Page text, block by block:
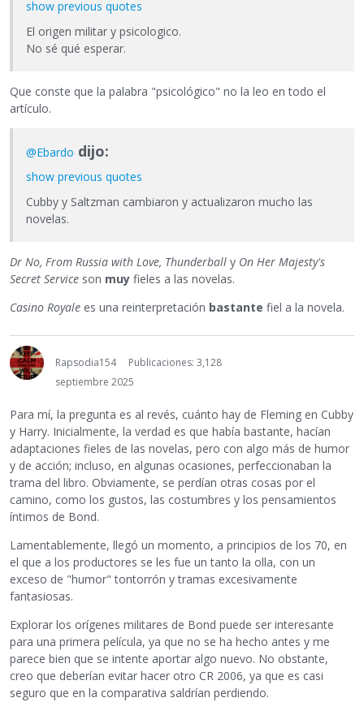
show previous quotes
El origen militar y psicologico.
No sé qué esperar.
Que conste que la palabra "psicológico" no la leo en todo el
artículo.
@Ebardo dijo:
show previous quotes
Cubby y Saltzman cambiaron y actualizaron mucho las
novelas.
Dr No, From Russia with Love, Thunderball y On Her Majesty's
Secret Service son muy fieles a las novelas.
Casino Royale es una reinterpretación bastante fiel a la novela.
Rapsodia154
Publicaciones: 3,128
septiembre 2025
Para mí, la pregunta es al revés, cuánto hay de Fleming en Cubby
y Harry. Inicialmente, la verdad es que había bastante, hacían
adaptaciones fieles de las novelas, pero con algo más de humor
y de acción; incluso, en algunas ocasiones, perfeccionaban la
trama del libro. Obviamente, se perdían otras cosas por el
camino, como los gustos, las costumbres y los pensamientos
íntimos de Bond.
Lamentablemente, llegó un momento, a principios de los 70, en
el que a los productores se les fue un tanto la olla, con un
exceso de "humor" tontorrón y tramas excesivamente
fantasiosas.
Explorar los orígenes militares de Bond puede ser interesante
para una primera película, ya que no se ha hecho antes y me
parece bien que se intente aportar algo nuevo. No obstante,
creo que deberían evitar hacer otro CR 2006, ya que es casi
seguro que en la comparativa saldrían perdiendo.